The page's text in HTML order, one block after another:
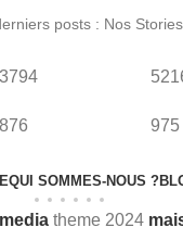
posts : Nos
3794
876 975
QUI SOMMES-NOUS ?
theme 2024